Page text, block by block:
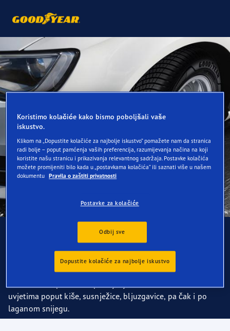
CJELOGODIŠNJE GUME
Naše cjelogodišnje gume izvrsno su rješenje za
sveobuhvatne performanse tijekom cijele godine po
uvjetima poput kiše, susnježice, bljuzgavice, pa čak i po
laganom snijegu.
Koristimo kolačiće kako bismo poboljšali vaše
iskustvo.
Klikom na „Dopustite kolačiće za najbolje iskustvo” pomažete nam da stranica
radi bolje – poput pamćenja vaših preferencija, razumijevanja načina na koji
koristite našu stranicu i prikazivanja relevantnog sadržaja. Postavke kolačića
možete promijeniti bilo kada u „postavkama kolačića” ili saznati više u našem
dokumentu Pravila o zaštiti privatnosti
Postavke za kolačiće
Odbij sve
Dopustite kolačiće za najbolje iskustvo